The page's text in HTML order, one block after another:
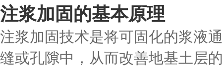
注浆加固的基本原理
注浆加固技术是将可固化的浆液
缝或孔隙中，从而改善地基土层